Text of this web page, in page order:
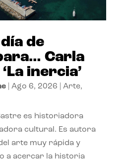
de
Carla
inercia’
| Ago 6, 2026 Arte,
es historiadora
cultural. Es autora
arte muy rápida y
a acercar la historia